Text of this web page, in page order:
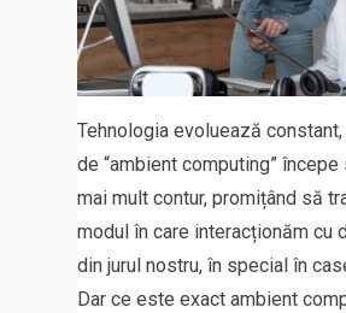
Tehnologia evoluează constant,
de “ambient computing”
mai mult contur, promițând să
modul în care interacționăm cu
din jurul nostru, în special în
Dar ce este exact ambient